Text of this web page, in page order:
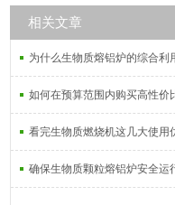
相关文章
为什么生物质熔铝炉的综合利
如何在预算范围内购买高性价
看完生物质燃烧机这几大使用
确保生物质颗粒熔铝炉安全运